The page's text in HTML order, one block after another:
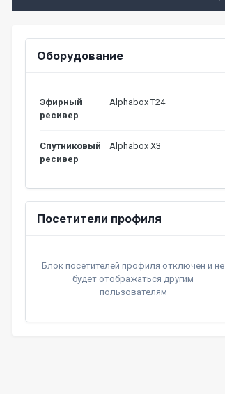
Оборудование
Эфирный
ресивер
Alphabox T24
Спутниковый
ресивер
Alphabox X3
Посетители профиля
Блок посетителей профиля отключен и не
будет отображаться другим
пользователям